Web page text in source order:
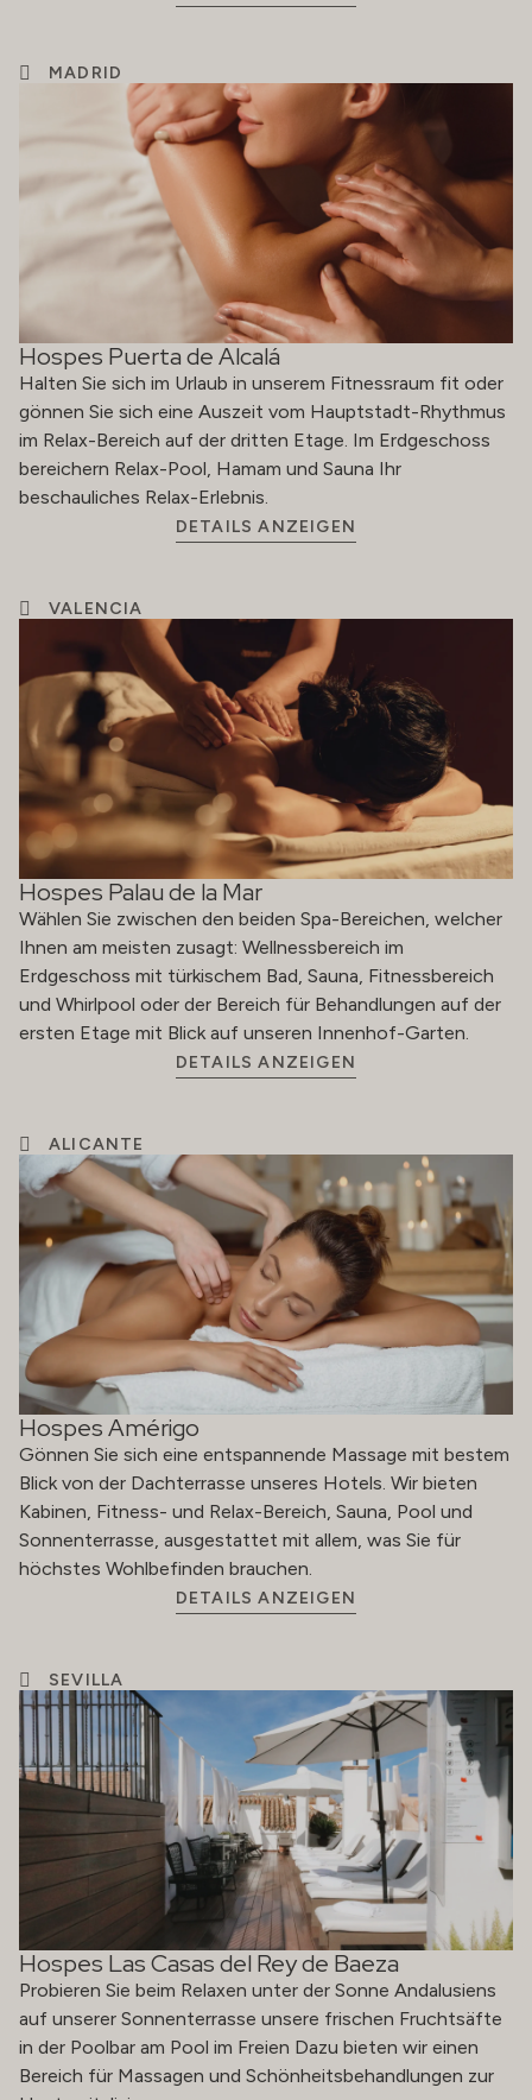
MADRID
Hospes Puerta de Alcalá
Halten Sie sich im Urlaub in unserem Fitnessraum fit oder
gönnen Sie sich eine Auszeit vom Hauptstadt-Rhythmus
im Relax-Bereich auf der dritten Etage. Im Erdgeschoss
bereichern Relax-Pool, Hamam und Sauna Ihr
beschauliches Relax-Erlebnis.
DETAILS ANZEIGEN
VALENCIA
Hospes Palau de la Mar
Wählen Sie zwischen den beiden Spa-Bereichen, welcher
Ihnen am meisten zusagt: Wellnessbereich im
Erdgeschoss mit türkischem Bad, Sauna, Fitnessbereich
und Whirlpool oder der Bereich für Behandlungen auf der
ersten Etage mit Blick auf unseren Innenhof-Garten.
DETAILS ANZEIGEN
ALICANTE
Hospes Amérigo
Gönnen Sie sich eine entspannende Massage mit bestem
Blick von der Dachterrasse unseres Hotels. Wir bieten
Kabinen, Fitness- und Relax-Bereich, Sauna, Pool und
Sonnenterrasse, ausgestattet mit allem, was Sie für
höchstes Wohlbefinden brauchen.
DETAILS ANZEIGEN
SEVILLA
Hospes Las Casas del Rey de Baeza
Probieren Sie beim Relaxen unter der Sonne Andalusiens
auf unserer Sonnenterrasse unsere frischen Fruchtsäfte
in der Poolbar am Pool im Freien Dazu bieten wir einen
Bereich für Massagen und Schönheitsbehandlungen zur